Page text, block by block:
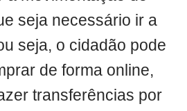
seja necessário ir a
seja, o cidadão pode
de forma online,
transferências por